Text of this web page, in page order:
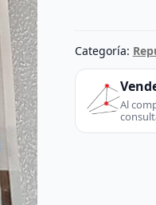
1,8cm
pines
Cable
Categoría:
Al